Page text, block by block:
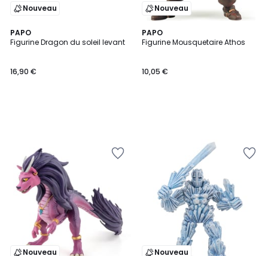
Nouveau
PAPO
Figurine Dragon du soleil levant
16,90 €
Nouveau
PAPO
Figurine Mousquetaire Athos
10,05 €
Nouveau Nouveau